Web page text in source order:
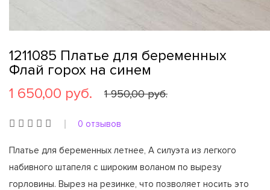
1211085 Платье для беременных
Флай горох на синем
1 650,00 руб.
1 950,00 руб.
0 отзывов
Платье для беременных летнее, А силуэта из легкого
набивного штапеля с широким воланом по вырезу
горловины. Вырез на резинке, что позволяет носить это